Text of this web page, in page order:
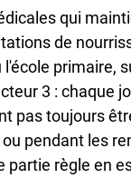
qui
de
primaire,
3 : chaque
pas toujours
pendant les
règle en